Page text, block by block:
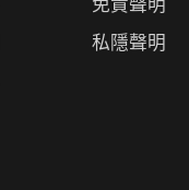
免責聲明
私隱聲明